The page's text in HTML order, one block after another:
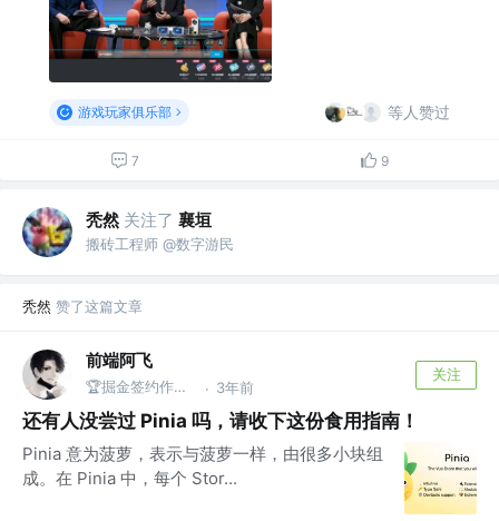
游戏玩家俱乐部 等人赞过
7 9
秃然 关注了 襄垣
搬砖工程师 @数字游民
秃然 赞了这篇文章
前端阿飞
🏆掘金签约作者 @武汉 · 3年前
关注
还有人没尝过 Pinia 吗，请收下这份食用指南！
Pinia 意为菠萝，表示与菠萝一样，由很多小块组
成。在 Pinia 中，每个 Stor...